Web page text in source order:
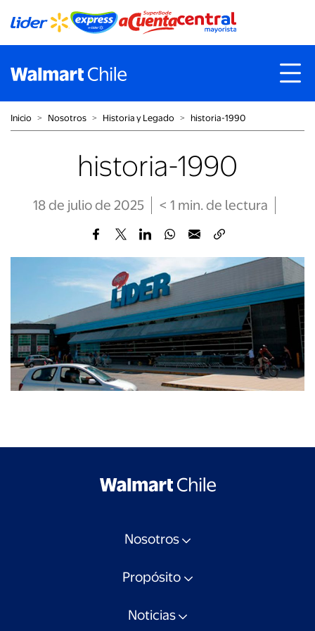
Inicio ˃ Nosotros ˃ Historia y Legado ˃ historia-1990
historia-1990
18 de julio de 2025 < 1 min. de lectura
Nosotros
Propósito
Noticias